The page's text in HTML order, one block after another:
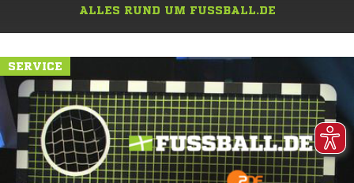
ALLES RUND UM FUSSBALL.DE
SERVICE